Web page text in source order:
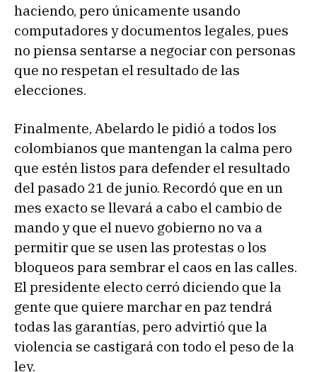
haciendo, pero únicamente usando
computadores y documentos legales, pues
no piensa sentarse a negociar con personas
que no respetan el resultado de las
elecciones.
Finalmente, Abelardo le pidió a todos los
colombianos que mantengan la calma pero
que estén listos para defender el resultado
del pasado 21 de junio. Recordó que en un
mes exacto se llevará a cabo el cambio de
mando y que el nuevo gobierno no va a
permitir que se usen las protestas o los
bloqueos para sembrar el caos en las calles.
El presidente electo cerró diciendo que la
gente que quiere marchar en paz tendrá
todas las garantías, pero advirtió que la
violencia se castigará con todo el peso de la
ley.